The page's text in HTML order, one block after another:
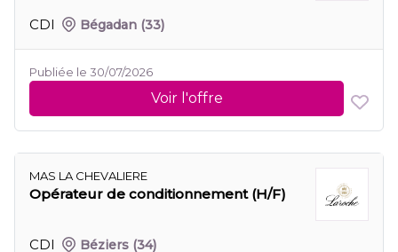
CDI Bégadan (33)
Publiée le 30/07/2026
Voir l'offre
MAS LA CHEVALIERE
Opérateur de conditionnement (H/F)
CDI Béziers (34)